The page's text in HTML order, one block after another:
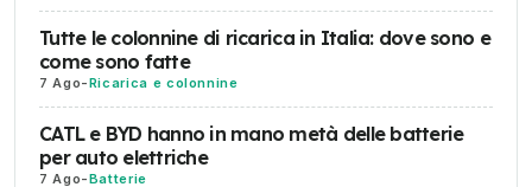
Tutte le colonnine di ricarica in Italia: dove sono e
come sono fatte
7 Ago-Ricarica e colonnine
CATL e BYD hanno in mano metà delle batterie
per auto elettriche
7 Ago-Batterie